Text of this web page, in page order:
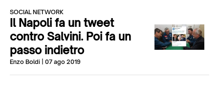
SOCIAL NETWORK
Il Napoli fa un tweet
contro Salvini. Poi fa un
passo indietro
Enzo Boldi | 07 ago 2019